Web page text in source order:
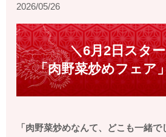
2026/05/26
＼6月2日スタ
「肉野菜炒めフェア
「肉野菜炒めなんて、どこも一緒